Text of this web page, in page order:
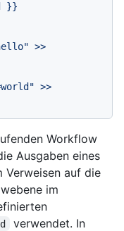
}}
>>
>>
Workflow
Ausgaben eines
Verweisen auf die
im
verwendet. In